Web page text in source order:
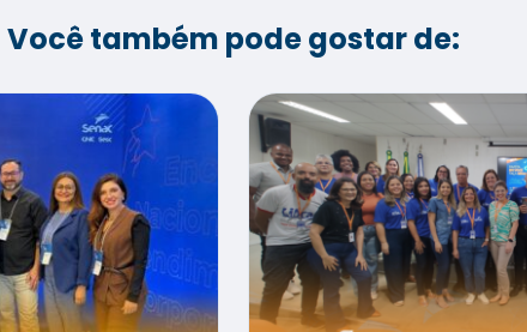
Você também pode gostar de: